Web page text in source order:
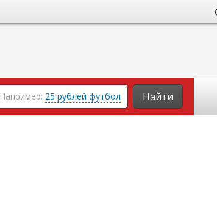
Например: 25 рублей футбол Найти